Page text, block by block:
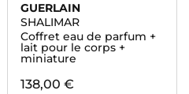
GUERLAIN
SHALIMAR
Coffret eau de parfum +
lait pour le corps +
miniature
138,00 €